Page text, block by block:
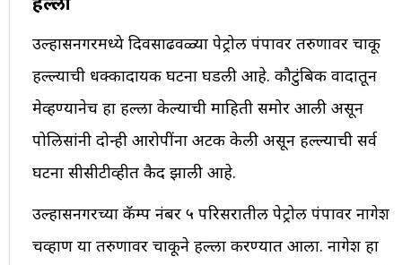
उल्हासनगरमध्ये दिवसाढवळ्या पेट्रोल पंपावर तरुणावर चाकू
हल्ल्याची धक्कादायक घटना घडली आहे. कौटुंबिक वादातून
मेव्हण्यानेच हा हल्ला केल्याची माहिती समोर आली असून
पोलिसांनी दोन्ही आरोपींना अटक केली असून हल्ल्याची सर्व
घटना सीसीटीव्हीत कैद झाली आहे.
उल्हासनगरच्या कॅम्प नंबर ५ परिसरातील पेट्रोल पंपावर नागेश
चव्हाण या तरुणावर चाकूने हल्ला करण्यात आला. नागेश हा